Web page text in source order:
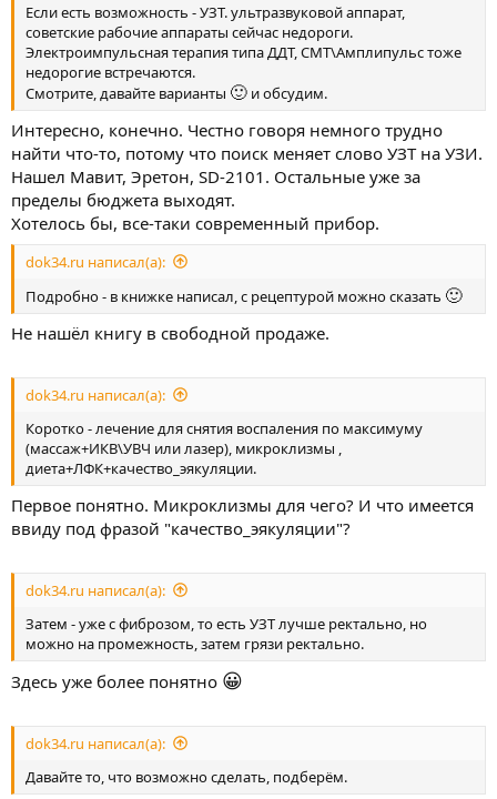
Если есть возможность - УЗТ. ультразвуковой аппарат,
советские рабочие аппараты сейчас недороги.
Электроимпульсная терапия типа ДДТ, СМТ\Амплипульс тоже
недорогие встречаются.
Смотрите, давайте варианты 🙂 и обсудим.
Интересно, конечно. Честно говоря немного трудно
найти что-то, потому что поиск меняет слово УЗТ на УЗИ.
Нашел Мавит, Эретон, SD-2101. Остальные уже за
пределы бюджета выходят.
Хотелось бы, все-таки современный прибор.
dok34.ru написал(а):
Подробно - в книжке написал, с рецептурой можно сказать 🙂
Не нашёл книгу в свободной продаже.
dok34.ru написал(а):
Коротко - лечение для снятия воспаления по максимуму
(массаж+ИКВ\УВЧ или лазер), микроклизмы ,
диета+ЛФК+качество_эякуляции.
Первое понятно. Микроклизмы для чего? И что имеется
ввиду под фразой "качество_эякуляции"?
dok34.ru написал(а):
Затем - уже с фиброзом, то есть УЗТ лучше ректально, но
можно на промежность, затем грязи ректально.
Здесь уже более понятно 😀
dok34.ru написал(а):
Давайте то, что возможно сделать, подберём.